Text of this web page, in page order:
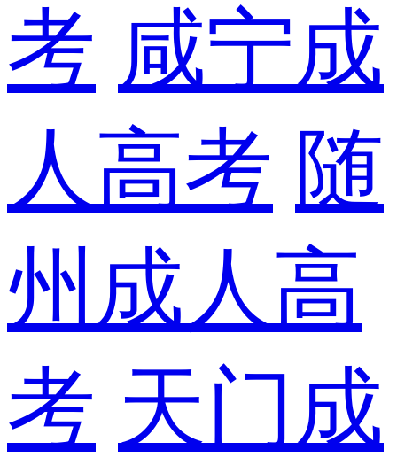
考 咸宁成
人高考 随
州成人高
考 天门成